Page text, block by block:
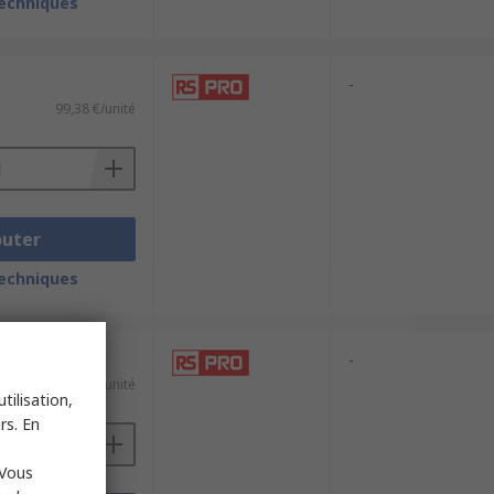
99,38 €/unité
-
126,97 €/unité
-
En